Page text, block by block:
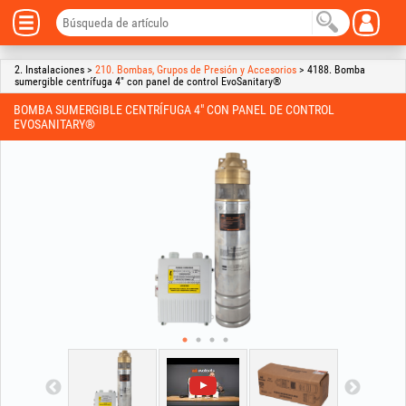
2. Instalaciones > 210. Bombas, Grupos de Presión y Accesorios > 4188. Bomba
sumergible centrífuga 4" con panel de control EvoSanitary®
BOMBA SUMERGIBLE CENTRÍFUGA 4" CON PANEL DE CONTROL
EVOSANITARY®